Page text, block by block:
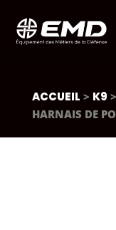
ACCUEIL > K9 >
HARNAIS DE